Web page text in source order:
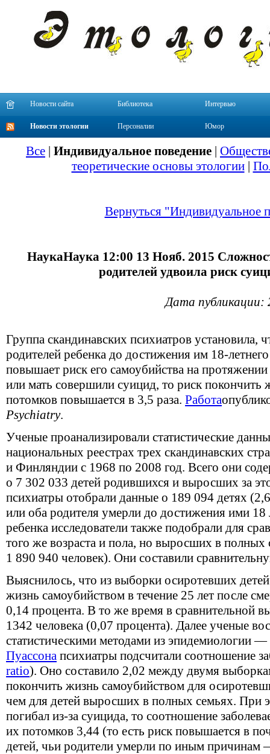
Новости сайта Библиотека Интервью
Новости этологии Персоналии Юмор
Все | Индивидуальное поведение |
теоретические основы этологии|
Вернуться "Индивидуальное
НаукаНаука 12:00 13 Нояб. 2015
родителей удвоила риск
Дата публикации:
Группа скандинавских психиатров установила,
родителей ребенка до достижения им 18-летнего
повышает риск его самоубийства на
или мать совершили суицид, то риск покончить
потомков повышается в 3,5 раза. Работа
Psychiatry.
Ученые проанализировали статистические
национальных реестрах трех скандинавских
и Финляндии с 1968 по 2008 год. Всего они
о 7 302 033 детей родившихся и выросших за
психиатры отобрали данные о 189 094 детях
или оба родителя умерли до достижения ими 18
ребенка исследователи также подобрали для
того же возраста и пола, но выросших в полных
1 890 940 человек). Они составили
Выяснилось, что из выборки осиротевших
жизнь самоубийством в течение 25 лет после
0,14 процента. В то же время в сравнительной
1342 человека (0,07 процента). Далее ученые
статистическими методами из эпидемиологии
Пуассона психиатры подсчитали соотношение
ratio). Оно составило 2,02 между двумя
покончить жизнь самоубийством для
чем для детей выросших в полных семьях. При
погибал из-за суицида, то соотношение
их потомков 3,44 (то есть риск повышается в
детей, чьи родители умерли по иным причинам